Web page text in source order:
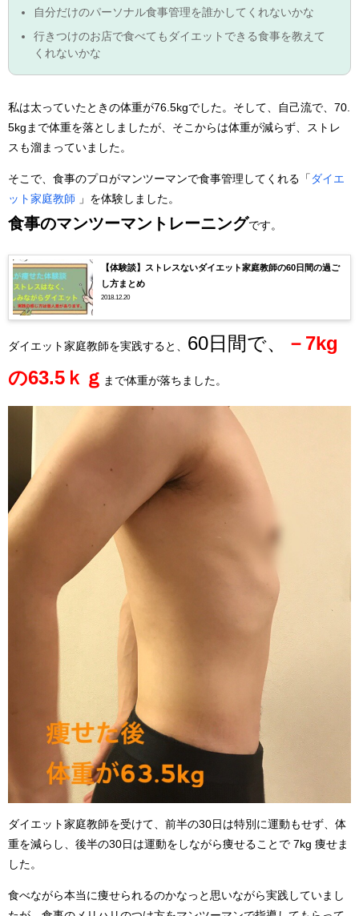
自分だけのパーソナル食事管理を誰かしてくれないかな
行きつけのお店で食べてもダイエットできる食事を教えて
くれないかな
私は太っていたときの体重が76.5kgでした。そして、自己流で、70.
5kgまで体重を落としましたが、そこからは体重が減らず、ストレ
スも溜まっていました。
そこで、食事のプロがマンツーマンで食事管理してくれる「 ダイエ
ット家庭教師 」を体験しました。
食事のマンツーマントレーニングです。
【体験談】ストレスないダイエット家庭教師の60日間の過ご
し方まとめ
2018.12.20
ダイエット家庭教師を実践すると、 60日間で、
－7kg
の63.5ｋｇ まで体重が落ちました。
ダイエット家庭教師を受けて、前半の30日は特別に運動もせず、体
重を減らし、後半の30日は運動をしながら痩せることで 7kg 痩せま
した。
食べながら本当に痩せられるのかなっと思いながら実践していまし